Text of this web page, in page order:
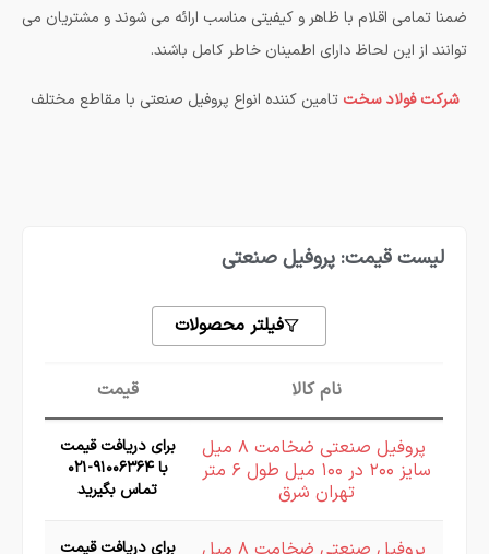
ضمنا تمامی اقلام با ظاهر و کیفیتی مناسب ارائه می شوند و مشتریان می
توانند از این لحاظ دارای اطمینان خاطر کامل باشند.
شرکت فولاد سخت تامین کننده انواع پروفیل صنعتی با مقاطع مختلف
لیست قیمت: پروفیل صنعتی
فیلتر محصولات
نام کالا قیمت
پروفیل صنعتی ضخامت ۸ میل
سایز ۲۰۰ در ۱۰۰ میل طول ۶ متر
تهران شرق
برای دریافت قیمت
با ۹۱۰۰۶۳۶۴-۰۲۱
تماس بگیرید
برای دریافت قیمت